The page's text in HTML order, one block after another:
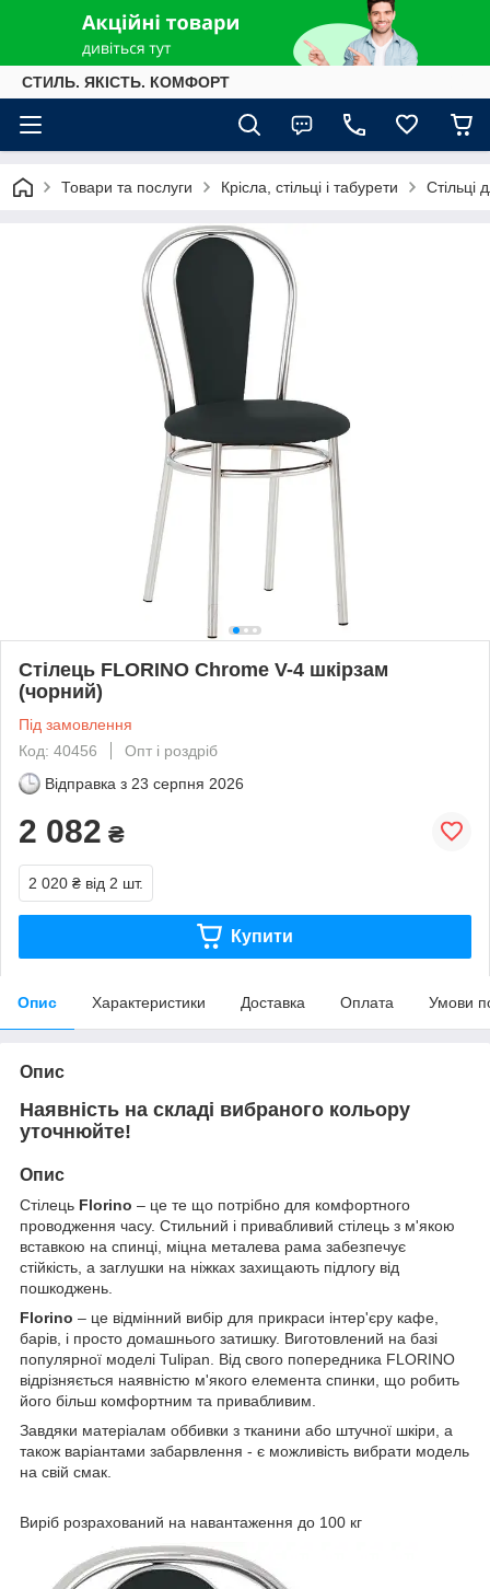
СТИЛЬ. ЯКІСТЬ. КОМФОРТ
Товари та послуги Крісла, стільці і табурети Стільці
Стілець FLORINO Chrome V-4 шкірзам
(чорний)
Під замовлення
Код: 40456
Опт і роздріб
Відправка з 23 серпня 2026
2 082 ₴
2 020 ₴ від 2 шт.
Купити
Опис Характеристики Доставка Оплата Умови
Опис
Наявність на складі вибраного кольору
уточнюйте!
Опис
Стілець Florino – це те що потрібно для комфортного
проводження часу. Стильний і привабливий стілець з м'якою
вставкою на спинці, міцна металева рама забезпечує
стійкість, а заглушки на ніжках захищають підлогу від
пошкоджень.
Florino – це відмінний вибір для прикраси інтер'єру кафе,
барів, і просто домашнього затишку. Виготовлений на базі
популярної моделі Tulipan. Від свого попередника FLORINO
відрізняється наявністю м'якого елемента спинки, що робить
його більш комфортним та привабливим.
Завдяки матеріалам оббивки з тканини або штучної шкіри, а
також варіантами забарвлення - є можливість вибрати модель
на свій смак.
Виріб розрахований на навантаження до 100 кг